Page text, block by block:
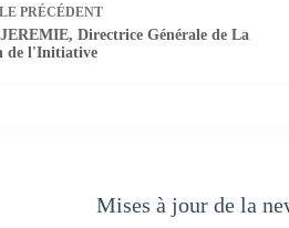
PRÉCÉDENT
Directrice Générale de La
de l'Initiative
Mises à jour de la